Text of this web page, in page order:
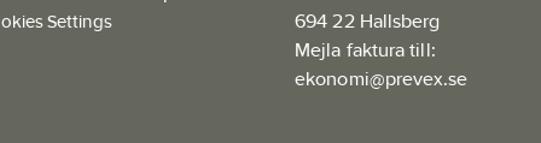
Settings
694 22 Hallsberg
Mejla faktura till:
ekonomi@prevex.se